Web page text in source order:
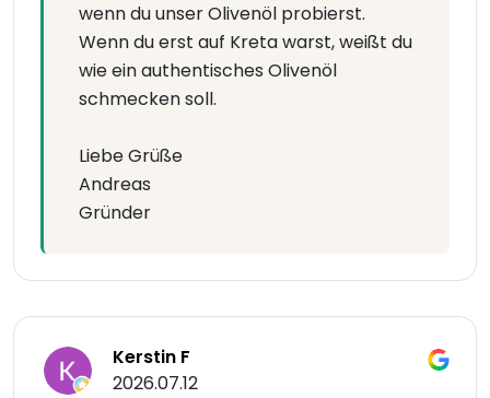
wenn du unser Olivenöl probierst.
Wenn du erst auf Kreta warst, weißt du
wie ein authentisches Olivenöl
schmecken soll.
Liebe Grüße
Andreas
Gründer
Kerstin F
2026.07.12